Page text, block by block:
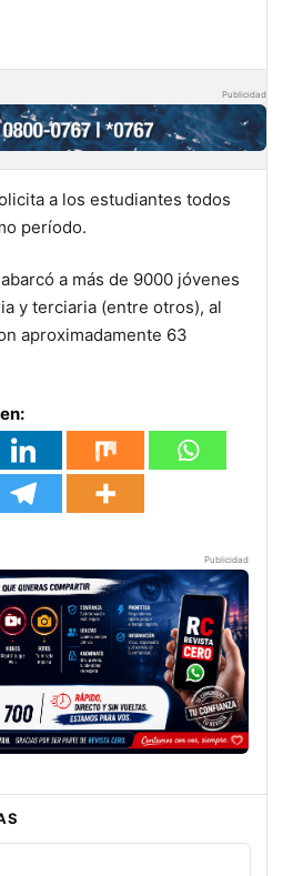
Publicidad
a los estudiantes todos
período.
a más de 9000 jóvenes
y terciaria (entre otros), al
aproximadamente 63
Publicidad